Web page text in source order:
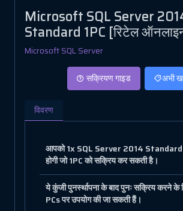
Microsoft SQL Server
Standard 1PC [रिटेल
Microsoft SQL Server
सक्रियण गाइड अभी
विवरण
आपको 1x SQL Server 2014 Standard
होगी जो 1PC को सक्रिय कर सकती है।
ये कुंजी पुनर्स्थापना के बाद पुनः सक्रिय करने के
PCs पर उपयोग की जा सकती हैं।